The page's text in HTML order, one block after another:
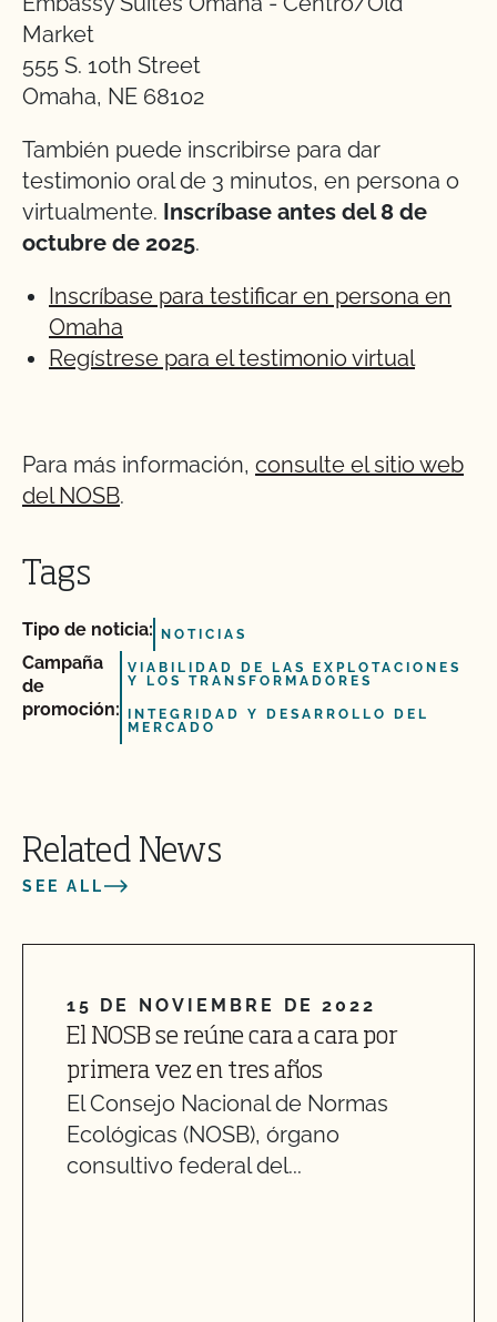
Market
555 S. 10th Street
Omaha, NE 68102
También puede inscribirse para dar
testimonio oral de 3 minutos, en persona o
virtualmente. Inscríbase antes del 8 de
octubre de 2025.
Inscríbase para testificar en persona en
Omaha
Regístrese para el testimonio virtual
Para más información, consulte el sitio web
del NOSB.
Tags
Tipo de noticia: NOTICIAS
Campaña
de
promoción:
VIABILIDAD DE LAS EXPLOTACIONES
Y LOS TRANSFORMADORES
INTEGRIDAD Y DESARROLLO DEL
MERCADO
Related News
SEE ALL
15 DE NOVIEMBRE DE 2022
El NOSB se reúne cara a cara por
primera vez en tres años
El Consejo Nacional de Normas
Ecológicas (NOSB), órgano
consultivo federal del...